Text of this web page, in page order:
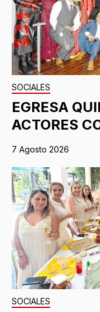
SOCIALES
EGRESA
ACTORES
7 Agosto 2026
SOCIALES